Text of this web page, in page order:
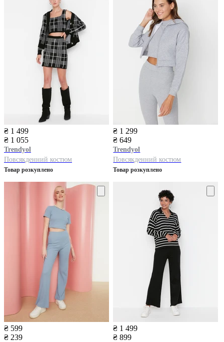
₴ 1 499
₴ 1 055
Trendyol
Повсякденний костюм
Товар розкуплено
₴ 1 299
₴ 649
Trendyol
Повсякденний костюм
Товар розкуплено
₴ 599
₴ 239
₴ 1 499
₴ 899